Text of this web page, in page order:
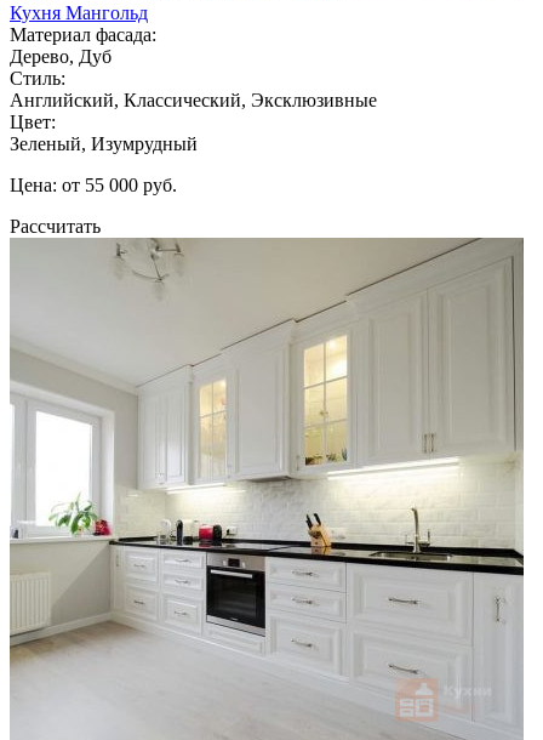
Кухня Мангольд
Материал фасада:
Дерево, Дуб
Стиль:
Английский, Классический, Эксклюзивные
Цвет:
Зеленый, Изумрудный
Цена: от 55 000 руб.
Рассчитать